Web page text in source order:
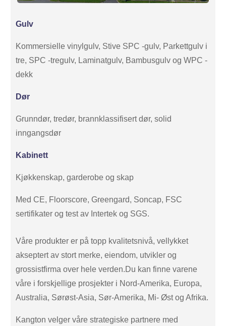
Gulv
Kommersielle vinylgulv, Stive SPC -gulv, Parkettgulv i
tre, SPC -tregulv, Laminatgulv, Bambusgulv og WPC -
dekk
Dør
Grunndør, tredør, brannklassifisert dør, solid
inngangsdør
Kabinett
Kjøkkenskap, garderobe og skap
Med CE, Floorscore, Greengard, Soncap, FSC
sertifikater og test av Intertek og SGS.
Våre produkter er på topp kvalitetsnivå, vellykket
akseptert av stort merke, eiendom, utvikler og
grossistfirma over hele verden.Du kan finne varene
våre i forskjellige prosjekter i Nord-Amerika, Europa,
Australia, Sørøst-Asia, Sør-Amerika, Mi- Øst og Afrika.
Kangton velger våre strategiske partnere med